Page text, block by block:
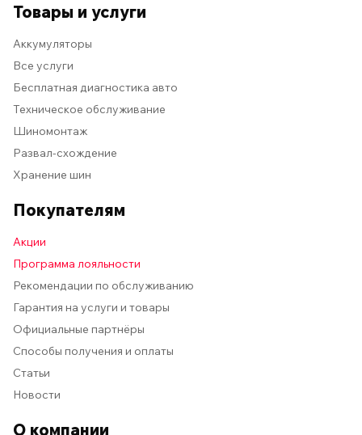
Товары и услуги
Аккумуляторы
Все услуги
Бесплатная диагностика авто
Техническое обслуживание
Шиномонтаж
Развал-схождение
Хранение шин
Покупателям
Акции
Программа лояльности
Рекомендации по обслуживанию
Гарантия на услуги и товары
Официальные партнёры
Способы получения и оплаты
Статьи
Новости
О компании